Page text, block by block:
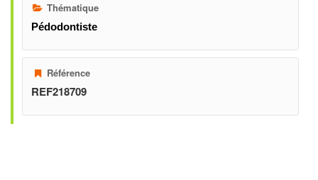
Thématique
Pédodontiste
Référence
REF218709